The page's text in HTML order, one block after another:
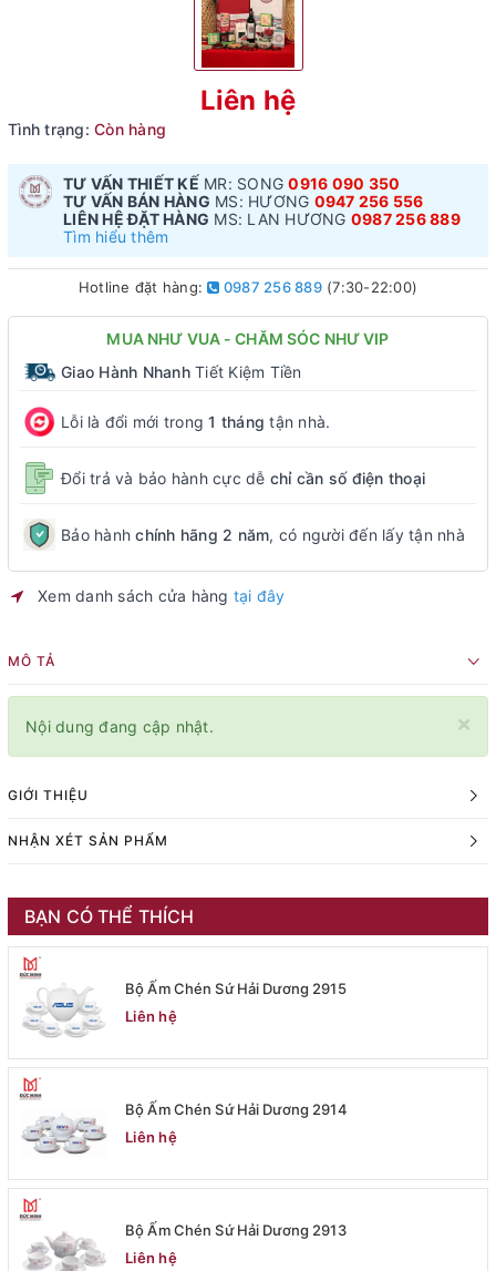
Liên hệ
Tình trạng: Còn hàng
TƯ VẤN THIẾT KẾ MR: SONG0916 090 350
TƯ VẤN BÁN HÀNG MS: HƯƠNG 0947 256 556
LIÊN HỆ ĐẶT HÀNG MS: LAN HƯƠNG 0987 256 889
Tìm hiểu thêm
Hotline đặt hàng: 0987 256 889(7:30-22:00)
MUA NHƯ VUA - CHĂM SÓC NHƯ VIP
Giao Hành NhanhTiết Kiệm Tiền
Lỗi là đổi mới trong1 tháng tận nhà.
Đổi trả và bảo hành cực dễ chỉ cần số điện thoại
Bảo hànhchính hãng 2 năm, có người đến lấy tận nhà
Xem danh sách cửa hàng tại đây
MÔ TẢ
×
Nội dung đang cập nhật.
GIỚI THIỆU
NHẬN XÉT SẢN PHẨM
BẠN CÓ THỂ THÍCH
Bộ Ấm Chén Sứ Hải Dương 2915
Liên hệ
Bộ Ấm Chén Sứ Hải Dương 2914
Liên hệ
Bộ Ấm Chén Sứ Hải Dương 2913
Liên hệ